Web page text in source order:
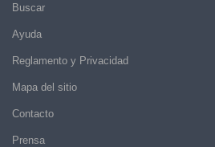
Buscar
Ayuda
Reglamento y Privacidad
Mapa del sitio
Contacto
Prensa